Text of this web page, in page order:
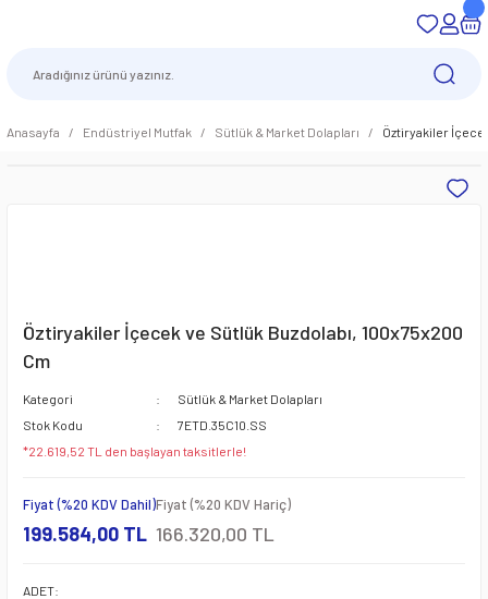
Anasayfa Endüstriyel Mutfak Sütlük & Market Dolapları Öztiryakiler
Öztiryakiler İçecek ve Sütlük Buzdolabı, 100x75x200
Cm
Kategori
Sütlük & Market Dolapları
Stok Kodu
7ETD.35C10.SS
*22.619,52 TL den başlayan taksitlerle!
Fiyat (%20 KDV Dahil)
199.584,00 TL
Fiyat (%20 KDV Hariç)
166.320,00 TL
ADET: